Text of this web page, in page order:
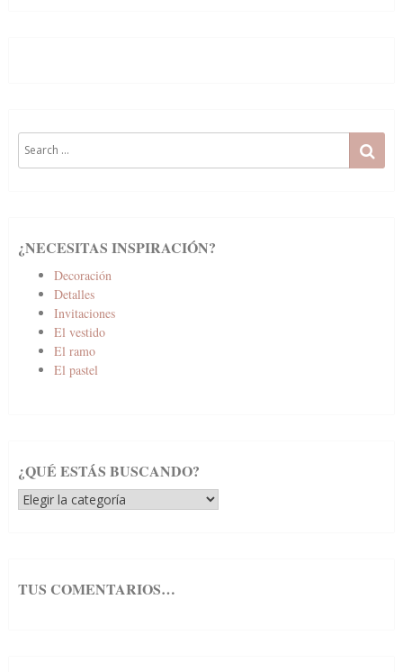
for:
¿NECESITAS INSPIRACIÓN?
Decoración
Detalles
Invitaciones
El vestido
El ramo
El pastel
¿QUÉ ESTÁS BUSCANDO?
¿Qué
TUS COMENTARIOS…